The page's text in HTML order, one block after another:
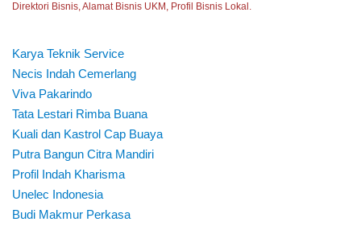
Direktori Bisnis, Alamat Bisnis UKM, Profil Bisnis Lokal.
Karya Teknik Service
Necis Indah Cemerlang
Viva Pakarindo
Tata Lestari Rimba Buana
Kuali dan Kastrol Cap Buaya
Putra Bangun Citra Mandiri
Profil Indah Kharisma
Unelec Indonesia
Budi Makmur Perkasa